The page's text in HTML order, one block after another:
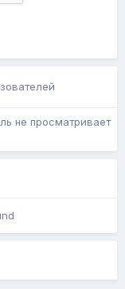
не просматривает